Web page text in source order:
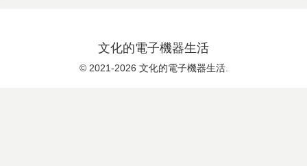
文化的電子機器生活
© 2021-2026 文化的電子機器生活.